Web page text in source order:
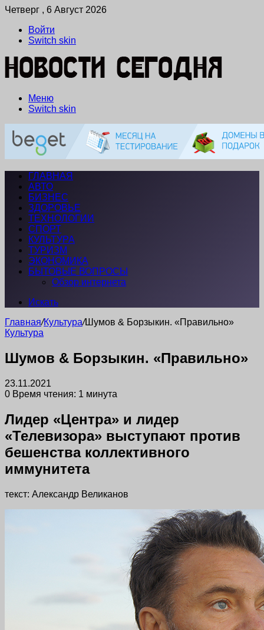
Четверг , 6 Август 2026
Войти
Switch skin
Меню
Switch skin
ГЛАВНАЯ
АВТО
БИЗНЕС
ЗДОРОВЬЕ
ТЕХНОЛОГИИ
СПОРТ
КУЛЬТУРА
ТУРИЗМ
ЭКОНОМИКА
БЫТОВЫЕ ВОПРОСЫ
Обзор интернета
Искать
Главная/Культура/Шумов & Борзыкин. «Правильно»
Культура
Шумов & Борзыкин. «Правильно»
23.11.2021
0 Время чтения: 1 минута
Лидер «Центра» и лидер
«Телевизора» выступают против
бешенства коллективного
иммунитета
текст: Александр Великанов